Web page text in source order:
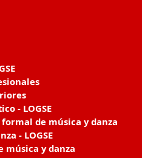
- LOGSE
de música y danza
- LOGSE
música y danza